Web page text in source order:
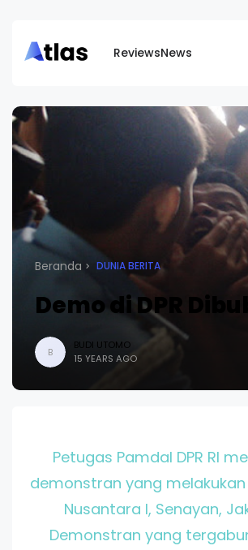
ReviewsNews
Beranda DUNIA BERITA
Demo di DPR
B
BUDI UTOMO
15 YEARS AGO
Petugas Pamdal DPR RI
demonstran yang
Nusantara I, Senayan,
Demonstran yang